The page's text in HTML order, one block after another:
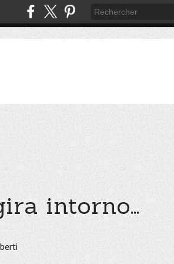
intorno...